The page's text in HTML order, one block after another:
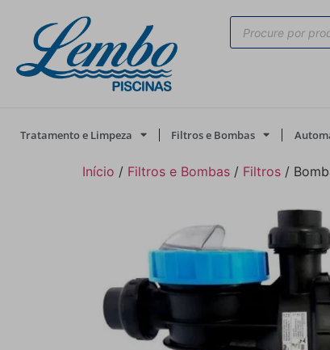
Tratamento e Limpeza Filtros e Bombas
Início / Filtros e Bombas / Filtros /